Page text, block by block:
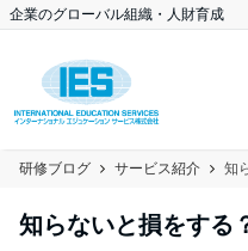
企業のグローバル組織・人財育成
研修ブログ サービス紹介 知
知らないと損をする